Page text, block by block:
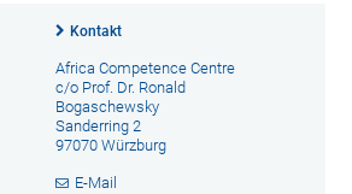
Kontakt
Africa Competence Centre
c/o Prof. Dr. Ronald
Bogaschewsky
Sanderring 2
97070 Würzburg
E-Mail